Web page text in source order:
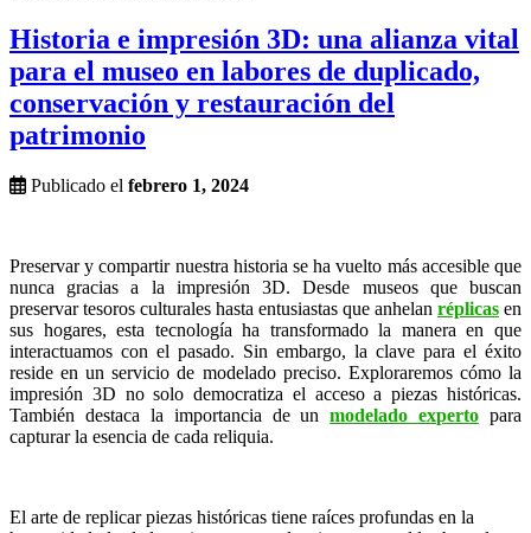
Historia e impresión 3D: una alianza vital
para el museo en labores de duplicado,
conservación y restauración del
patrimonio
Publicado el febrero 1, 2024
Preservar y compartir nuestra historia se ha vuelto más accesible que
nunca gracias a la impresión 3D. Desde museos que buscan
preservar tesoros culturales hasta entusiastas que anhelan réplicas en
sus hogares, esta tecnología ha transformado la manera en que
interactuamos con el pasado. Sin embargo, la clave para el éxito
reside en un servicio de modelado preciso. Exploraremos cómo la
impresión 3D no solo democratiza el acceso a piezas históricas.
También destaca la importancia de unmodelado experto para
capturar la esencia de cada reliquia.
El arte de replicar piezas históricas tiene raíces profundas en la